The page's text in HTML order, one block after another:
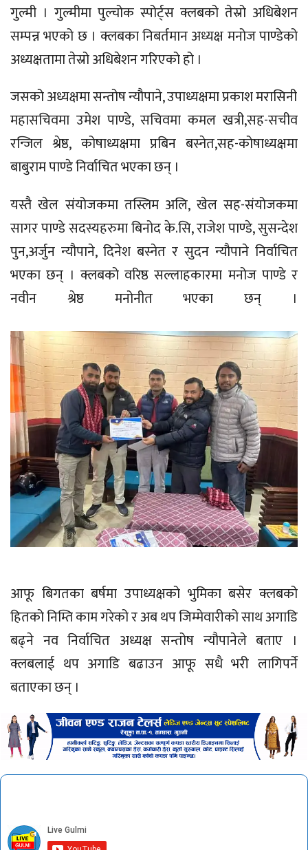
गुल्मी । गुल्मीमा पुल्चोक स्पोर्ट्स क्लबको तेस्रो अधिबेशन
सम्पन्न भएको छ । क्लबका निबर्तमान अध्यक्ष मनोज पाण्डेको
अध्यक्षतामा तेस्रो अधिबेशन गरिएको हो ।
जसको अध्यक्षमा सन्तोष न्यौपाने, उपाध्यक्षमा प्रकाश मरासिनी
महासचिवमा उमेश पाण्डे, सचिवमा कमल खत्री,सह-सचीव
रन्जिल श्रेष्ठ, कोषाध्यक्षमा प्रबिन बस्नेत,सह-कोषाध्यक्षमा
बाबुराम पाण्डे निर्वाचित भएका छन् ।
यस्तै खेल संयोजकमा तस्लिम अलि, खेल सह-संयोजकमा
सागर पाण्डे सदस्यहरुमा बिनोद के.सि, राजेश पाण्डे, सुसन्देश
पुन,अर्जुन न्यौपाने, दिनेश बस्नेत र सुदन न्यौपाने निर्वाचित
भएका छन् । क्लबको वरिष्ठ सल्लाहकारमा मनोज पाण्डे र
नवीन श्रेष्ठ मनोनीत भएका छन् ।
आफू बिगतका बर्षमा उपाध्यक्षको भुमिका बसेर क्लबको
हितको निम्ति काम गरेको र अब थप जिम्मेवारीको साथ अगाडि
बढ्ने नव निर्वाचित अध्यक्ष सन्तोष न्यौपानेले बताए ।
क्लबलाई थप अगाडि बढाउन आफू सधै भरी लागिपर्ने
बताएका छन् ।